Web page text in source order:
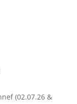
(02.07.26 &